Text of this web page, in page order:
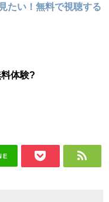
たい！無料で視聴する
体験?